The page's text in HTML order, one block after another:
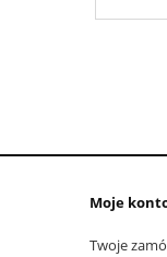
Moje
Twoje